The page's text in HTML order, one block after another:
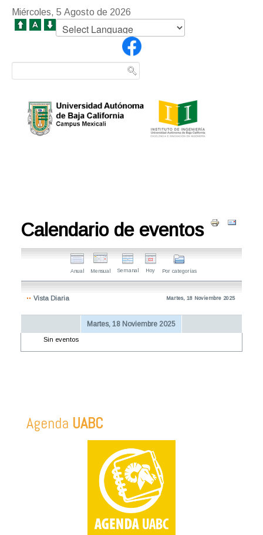
Miércoles, 5 Agosto de 2026
Calendario de eventos
Anual Mensual Semanal Hoy Por categorías
Vista Diaria Martes, 18 Noviembre 2025
Martes, 18 Noviembre 2025
Sin eventos
Agenda UABC